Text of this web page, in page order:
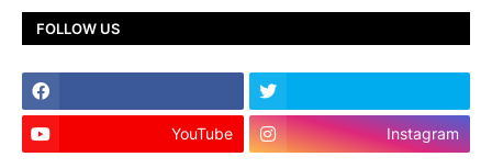
FOLLOW US
YouTube Instagram